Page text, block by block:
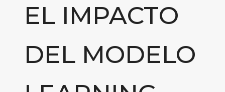
EL IMPACTO
DEL MODELO